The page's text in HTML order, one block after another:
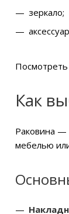
зеркало;
Как
Раковина —
мебелью